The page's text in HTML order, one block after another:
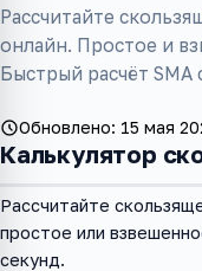
Рассчитайте
онлайн. Простое и
Быстрый расчёт
Обновлено: 15 мая
Калькулятор
Рассчитайте
простое или
секунд.